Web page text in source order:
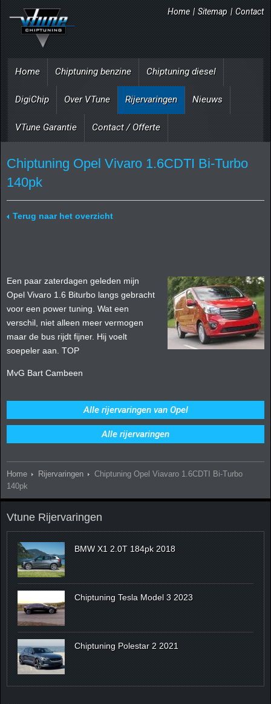
Home | Sitemap | Contact
Home Chiptuning benzine Chiptuning diesel
DigiChip Over VTune Rijervaringen Nieuws
VTune Garantie Contact / Offerte
Chiptuning Opel Vivaro 1.6CDTI Bi-Turbo
140pk
Terug naar het overzicht
Een paar zaterdagen geleden mijn
Opel Vivaro 1.6 Biturbo langs gebracht
voor een power tuning. Wat een
verschil, niet alleen meer vermogen
maar de bus rijdt fijner. Hij voelt
soepeler aan. TOP
MvG Bart Cambeen
Alle rijervaringen van Opel
Alle rijervaringen
Home Rijervaringen
Chiptuning Opel Viavaro 1.6CDTI Bi-Turbo
140pk
Vtune Rijervaringen
BMW X1 2.0T 184pk 2018
Chiptuning Tesla Model 3 2023
Chiptuning Polestar 2 2021